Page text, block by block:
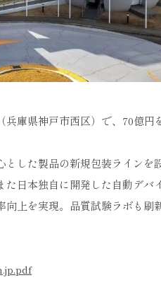
庫県神戸市西区）で、70億円
した製品の新規包装ラインを
日本独自に開発した自動デバ
上を実現。品質試験ラボも刷